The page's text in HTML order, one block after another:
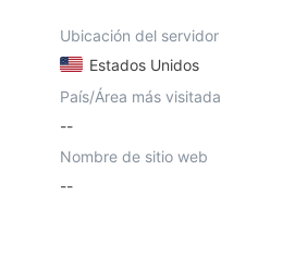
Ubicación del servidor
Estados Unidos
País/Área más visitada
--
Nombre de sitio web
--